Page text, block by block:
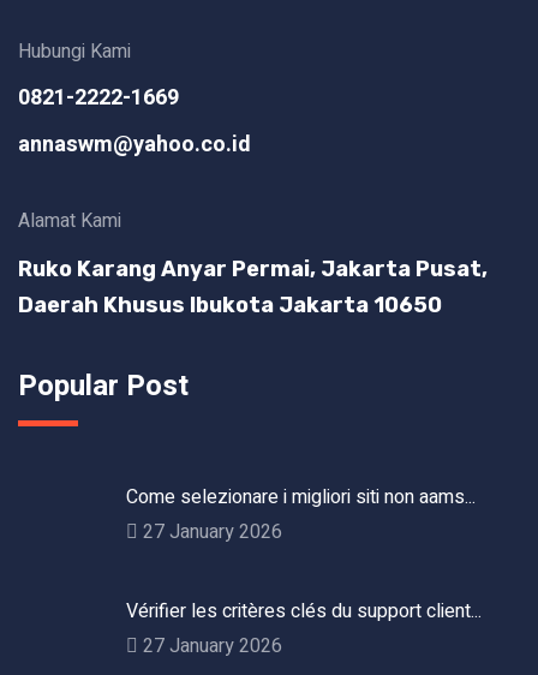
Hubungi Kami
0821-2222-1669
annaswm@yahoo.co.id
Alamat Kami
Ruko Karang Anyar Permai, Jakarta Pusat,
Daerah Khusus Ibukota Jakarta 10650
Popular Post
Come selezionare i migliori siti non aams...
27 January 2026
Vérifier les critères clés du support client...
27 January 2026